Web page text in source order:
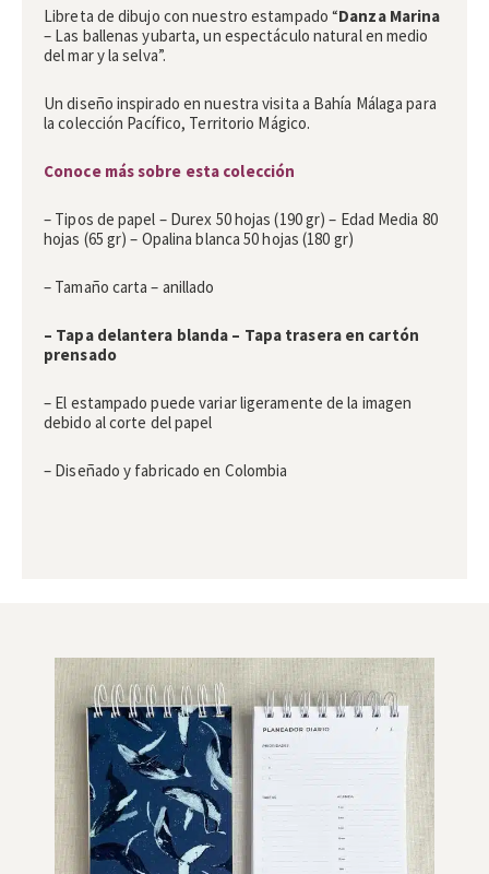
Libreta de dibujo con nuestro estampado “Danza Marina
– Las ballenas yubarta, un espectáculo natural en medio
del mar y la selva”.
Un diseño inspirado en nuestra visita a Bahía Málaga para
la colección Pacífico, Territorio Mágico.
Conoce más sobre esta colección
– Tipos de papel – Durex 50 hojas (190 gr) – Edad Media 80
hojas (65 gr) – Opalina blanca 50 hojas (180 gr)
– Tamaño carta – anillado
– Tapa delantera blanda – Tapa trasera en cartón
prensado
– El estampado puede variar ligeramente de la imagen
debido al corte del papel
– Diseñado y fabricado en Colombia